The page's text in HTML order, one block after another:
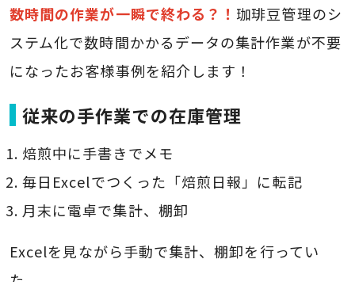
数時間の作業が一瞬で終わる？！ 珈琲豆管理のシ
ステム化で数時間かかるデータの集計作業が不要
になったお客様事例を紹介します！
従来の手作業での在庫管理
焙煎中に手書きでメモ
毎日Excelでつくった「焙煎日報」に転記
月末に電卓で集計、棚卸
Excelを見ながら手動で集計、棚卸を行ってい